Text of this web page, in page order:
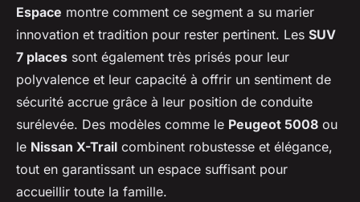
Espace montre comment ce segment a su marier
innovation et tradition pour rester pertinent. Les SUV
7 places sont également très prisés pour leur
polyvalence et leur capacité à offrir un sentiment de
sécurité accrue grâce à leur position de conduite
surélevée. Des modèles comme le Peugeot 5008 ou
le Nissan X-Trail combinent robustesse et élégance,
tout en garantissant un espace suffisant pour
accueillir toute la famille.